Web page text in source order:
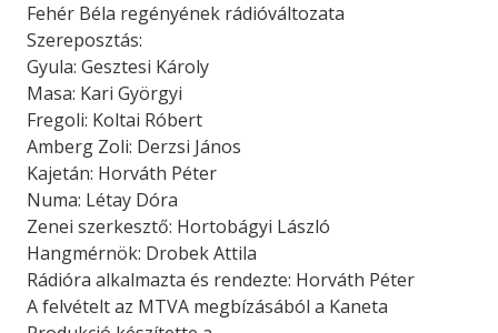
Fehér Béla regényének rádióváltozata
Szereposztás:
Gyula: Gesztesi Károly
Masa: Kari Györgyi
Fregoli: Koltai Róbert
Amberg Zoli: Derzsi János
Kajetán: Horváth Péter
Numa: Létay Dóra
Zenei szerkesztő: Hortobágyi László
Hangmérnök: Drobek Attila
Rádióra alkalmazta és rendezte: Horváth Péter
A felvételt az MTVA megbízásából a Kaneta